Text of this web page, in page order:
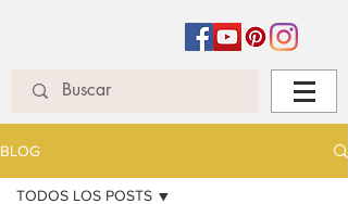
BLOG
TODOS LOS POSTS